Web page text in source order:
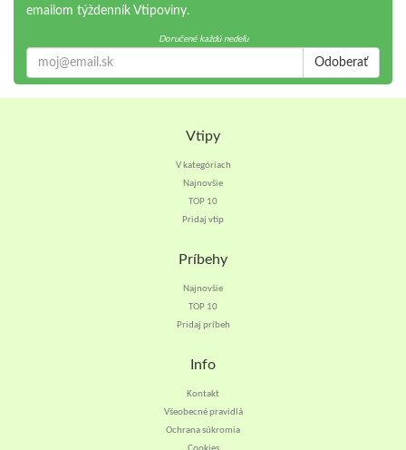
emailom týždenník Vtipoviny.
Doručené každú nedeľu
Odoberať
Vtipy
V kategóriach
Najnovšie
TOP 10
Pridaj vtip
Príbehy
Najnovšie
TOP 10
Pridaj príbeh
Info
Kontakt
Všeobecné pravidlá
Ochrana súkromia